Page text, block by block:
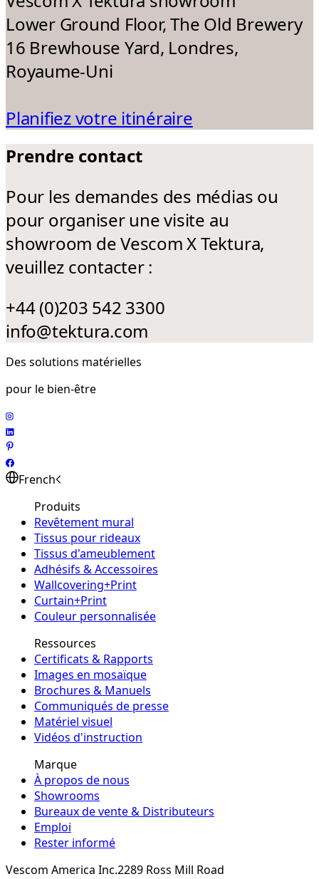
Lower Ground Floor, The Old Brewery
16 Brewhouse Yard, Londres,
Royaume-Uni
Planifiez votre itinéraire
Prendre contact
Pour les demandes des médias ou
pour organiser une visite au
showroom de Vescom X Tektura,
veuillez contacter :
+44 (0)203 542 3300
info@tektura.com
Des solutions matérielles
pour le bien-être
French
Produits
Revêtement mural
Tissus pour rideaux
Tissus d'ameublement
Adhésifs & Accessoires
Wallcovering+Print
Curtain+Print
Couleur personnalisée
Ressources
Certificats & Rapports
Images en mosaïque
Brochures & Manuels
Communiqués de presse
Matériel visuel
Vidéos d'instruction
Marque
À propos de nous
Showrooms
Bureaux de vente & Distributeurs
Emploi
Rester informé
Vescom America Inc.2289 Ross Mill Road